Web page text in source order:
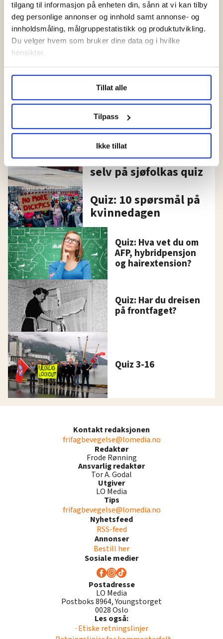
tilgang til informasjon på enheten din, sånn at vi kan tilby
deg personlige annonser og innhold samt annonse- og
innholdsmåling, målgruppestatistikk og produktutvikling.
Du velger hvem som bruker dine data og i hvilke
hensikter.
Undermer infokan du lese om hvordan dine personlige
data behandles og hvordan du kan velge hvordan de skal
brukes. Du kan hele tiden endre eller trekke tilbake ditt
samtykke fra erklæringen om informasjonskapsler.
LO Medias publikasjoner frifagbevegelse.no, hk-nytt.no
og fontene.no bruker informasjonskapsler (cookies) for å
lære hvordan våre nettsider blir brukt slik at vi tilby
relevant innhold, tilpassede annonser og utarbeide
statistikk.
Vi deler bare informasjon om hvordan du bruker
nettstedet med LO Medias egne samarbeidspartnere
innenfor analyse og annonsering. Disse er angitt i
oversikten lengre ned på denne siden.
Tillat alle
Tilpass
Ikke tillat
Quiz: Hvor arrangeres
sommer-OL i år? Og hva er
egentlig voldgift?
Hva gjør en svenske
som «ligger i
lumpen»? Test deg
selv på sjøfolkas quiz
Quiz: 10 spørsmål på
kvinnedagen
Quiz: Hva vet du om
AFP, hybridpensjon
og hairextension?
Quiz: Har du dreisen
på frontfaget?
Quiz 3-16
Kontakt redaksjonen
frifagbevegelse@lomedia.no
Redaktør
Frode Rønning
Ansvarlig redaktør
Tor A. Godal
Utgiver
LO Media
Tips
frifagbevegelse@lomedia.no
Nyhetsfeed
RSS-feed
Annonser
Bestill her
Sosiale medier
Postadresse
LO Media
Postboks 8964, Youngstorget
0028 Oslo
Les også:
· Etiske retningslinjer